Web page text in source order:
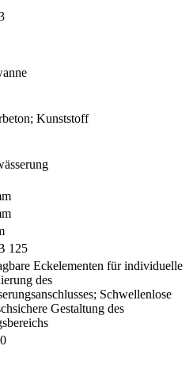
Kunststoff
125
Eckelementen für individuelle
des
Schwellenlose
Gestaltung des